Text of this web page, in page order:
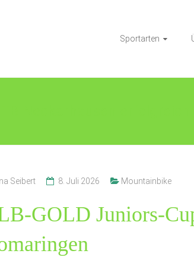
Sportarten
Seibert 8. Juli 2026 Mountainbike
GOLD Juniors-